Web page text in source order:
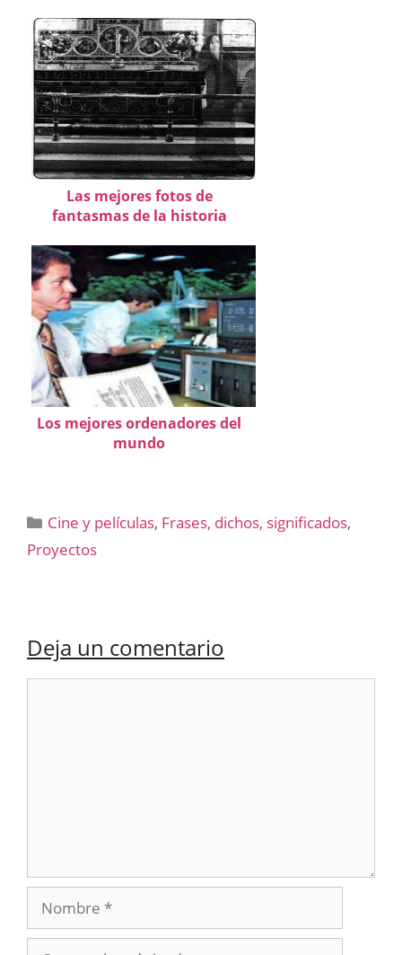
Las mejores fotos de
fantasmas de la historia
Los mejores ordenadores del
mundo
Categorías
Cine y películas, Frases, dichos, significados,
Proyectos
Deja un comentario
Nombre